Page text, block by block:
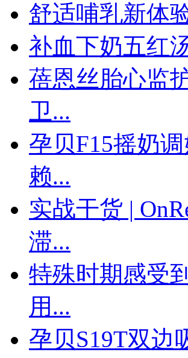
舒适哺乳新体
补血下奶五红
蓓恩丝胎心监
卫...
孕贝F15摇奶
赖...
实战干货 |
滞...
特殊时期感受
用...
孕贝S19T双边